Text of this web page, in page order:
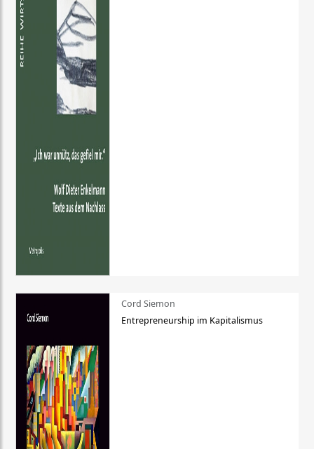
Cord Siemon
Entrepreneurship im Kapitalismus